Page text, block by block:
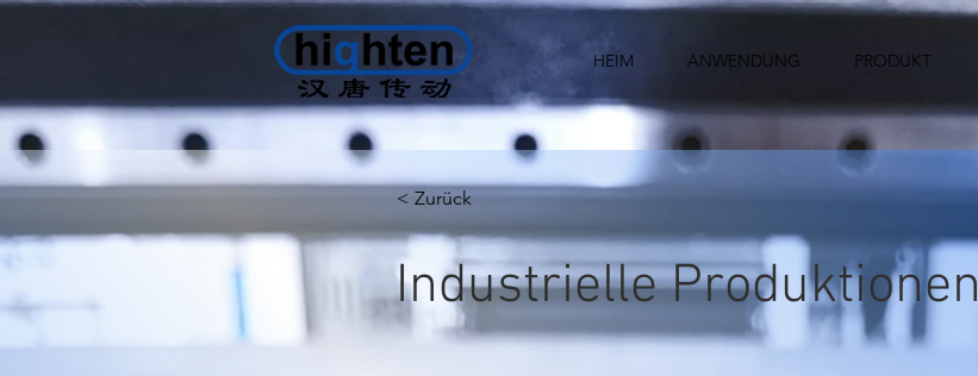
HEIM ANWENDUNG PRODUKT
< Zurück
Industrielle Produktionen